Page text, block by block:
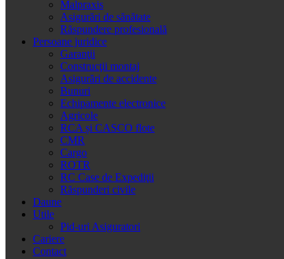
Malpraxis
Asigurări de sănătate
Răspundere profesională
Persoane juridice
Garanţii
Construcţii montaj
Asigurări de accidente
Bunuri
Echipamente electronice
Agricole
RCA și CASCO flote
CMR
Cargo
ROTR
RC Case de Expediţii
Răspunderi civile
Daune
Utile
Pid-uri Asiguratori
Cariere
Contact